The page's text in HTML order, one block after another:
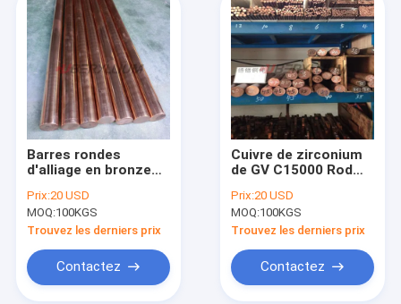
Barres rondes
d'alliage en bronze
ASTM B224 pour des
commutateurs de
disjoncteur
Prix:20 USD
MOQ:100KGS
Trouvez les derniers prix
Contactez
Cuivre de zirconium
de GV C15000 Rod
roues de soudage
par résistance
Prix:20 USD
MOQ:100KGS
Trouvez les derniers prix
Contactez